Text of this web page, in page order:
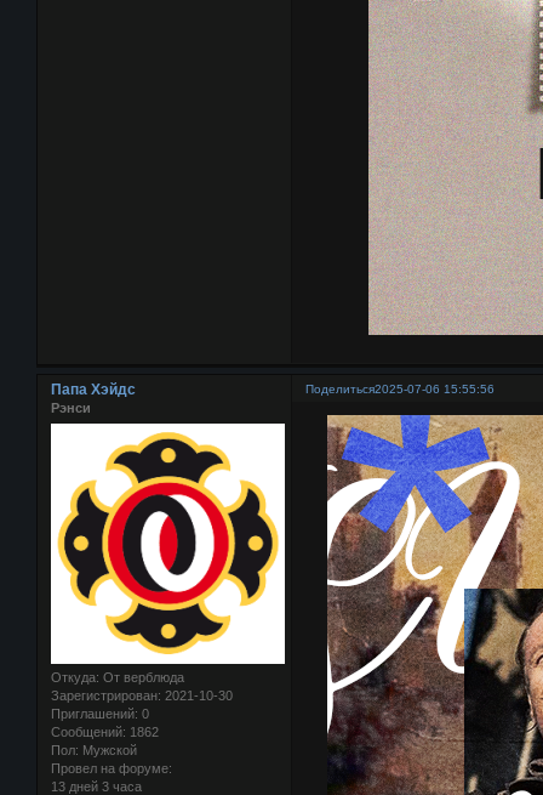
Поделиться2025-07-06 15:55:56
Папа Хэйдс
Рэнси
Откуда: От верблюда
Зарегистрирован: 2021-10-30
Приглашений: 0
Сообщений: 1862
Пол: Мужской
Провел на форуме:
13 дней 3 часа